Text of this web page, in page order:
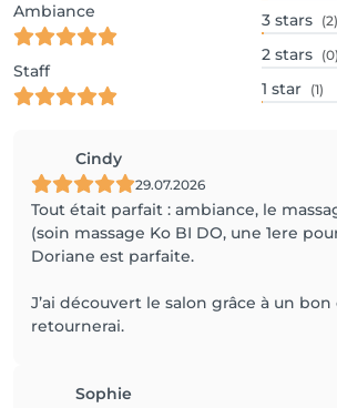
Ambiance
Staff
3 stars (2)
2 stars (0)
1 star (1)
Cindy
29.07.2026
Tout était parfait : ambiance, le
(soin massage Ko BI DO, une 1ere
Doriane est parfaite.
J’ai découvert le salon grâce à un bon
retournerai.
Sophie